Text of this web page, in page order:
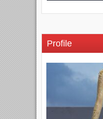
Profile